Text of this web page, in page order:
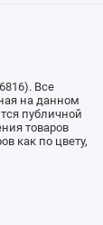
Все
на данном
публичной
товаров
как по цвету,